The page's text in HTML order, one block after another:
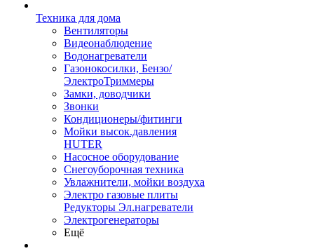
Техника для дома
Вентиляторы
Видеонаблюдение
Водонагреватели
Газонокосилки, Бензо/
ЭлектроТриммеры
Замки, доводчики
Звонки
Кондиционеры/фитинги
Мойки высок.давления
HUTER
Насосное оборудование
Снегоуборочная техника
Увлажнители, мойки воздуха
Электро газовые плиты
Редукторы Эл.нагреватели
Электрогенераторы
Ещё